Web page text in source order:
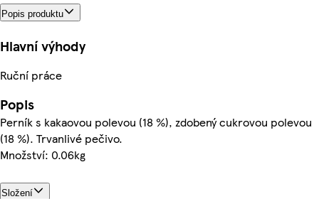
Popis produktu
Hlavní výhody
Ruční práce
Popis
Perník s kakaovou polevou (18 %), zdobený cukrovou polevou
(18 %). Trvanlivé pečivo.
Množství: 0.06kg
Složení